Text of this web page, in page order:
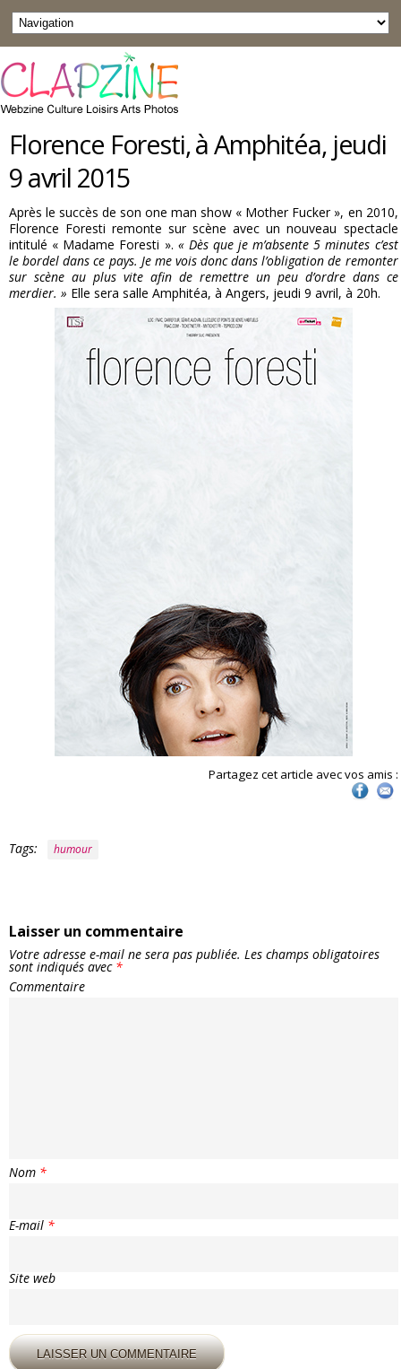
Florence Foresti, à Amphitéa, jeudi
9 avril 2015
Après le succès de son one man show « Mother Fucker », en 2010,
Florence Foresti remonte sur scène avec un nouveau spectacle
intitulé « Madame Foresti ». « Dès que je m’absente 5 minutes c’est
le bordel dans ce pays. Je me vois donc dans l’obligation de remonter
sur scène au plus vite afin de remettre un peu d’ordre dans ce
merdier. » Elle sera salle Amphitéa, à Angers, jeudi 9 avril, à 20h.
Partagez cet article avec vos amis :
Tags: humour
Laisser un commentaire
Votre adresse e-mail ne sera pas publiée. Les champs obligatoires
sont indiqués avec *
Commentaire
Nom *
E-mail *
Site web